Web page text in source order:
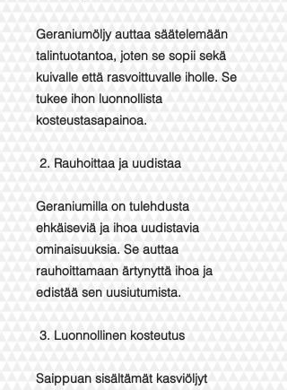
Geraniumöljy auttaa säätelemään
talintuotantoa, joten se sopii sekä
kuivalle että rasvoittuvalle iholle. Se
tukee ihon luonnollista
kosteustasapainoa.
2. Rauhoittaa ja uudistaa
Geraniumilla on tulehdusta
ehkäiseviä ja ihoa uudistavia
ominaisuuksia. Se auttaa
rauhoittamaan ärtynyttä ihoa ja
edistää sen uusiutumista.
3. Luonnollinen kosteutus
Saippuan sisältämät kasviöljyt